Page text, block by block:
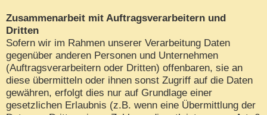
Zusammenarbeit mit Auftragsverarbeitern und
Dritten
Sofern wir im Rahmen unserer Verarbeitung Daten
gegenüber anderen Personen und Unternehmen
(Auftragsverarbeitern oder Dritten) offenbaren, sie an
diese übermitteln oder ihnen sonst Zugriff auf die Daten
gewähren, erfolgt dies nur auf Grundlage einer
gesetzlichen Erlaubnis (z.B. wenn eine Übermittlung der